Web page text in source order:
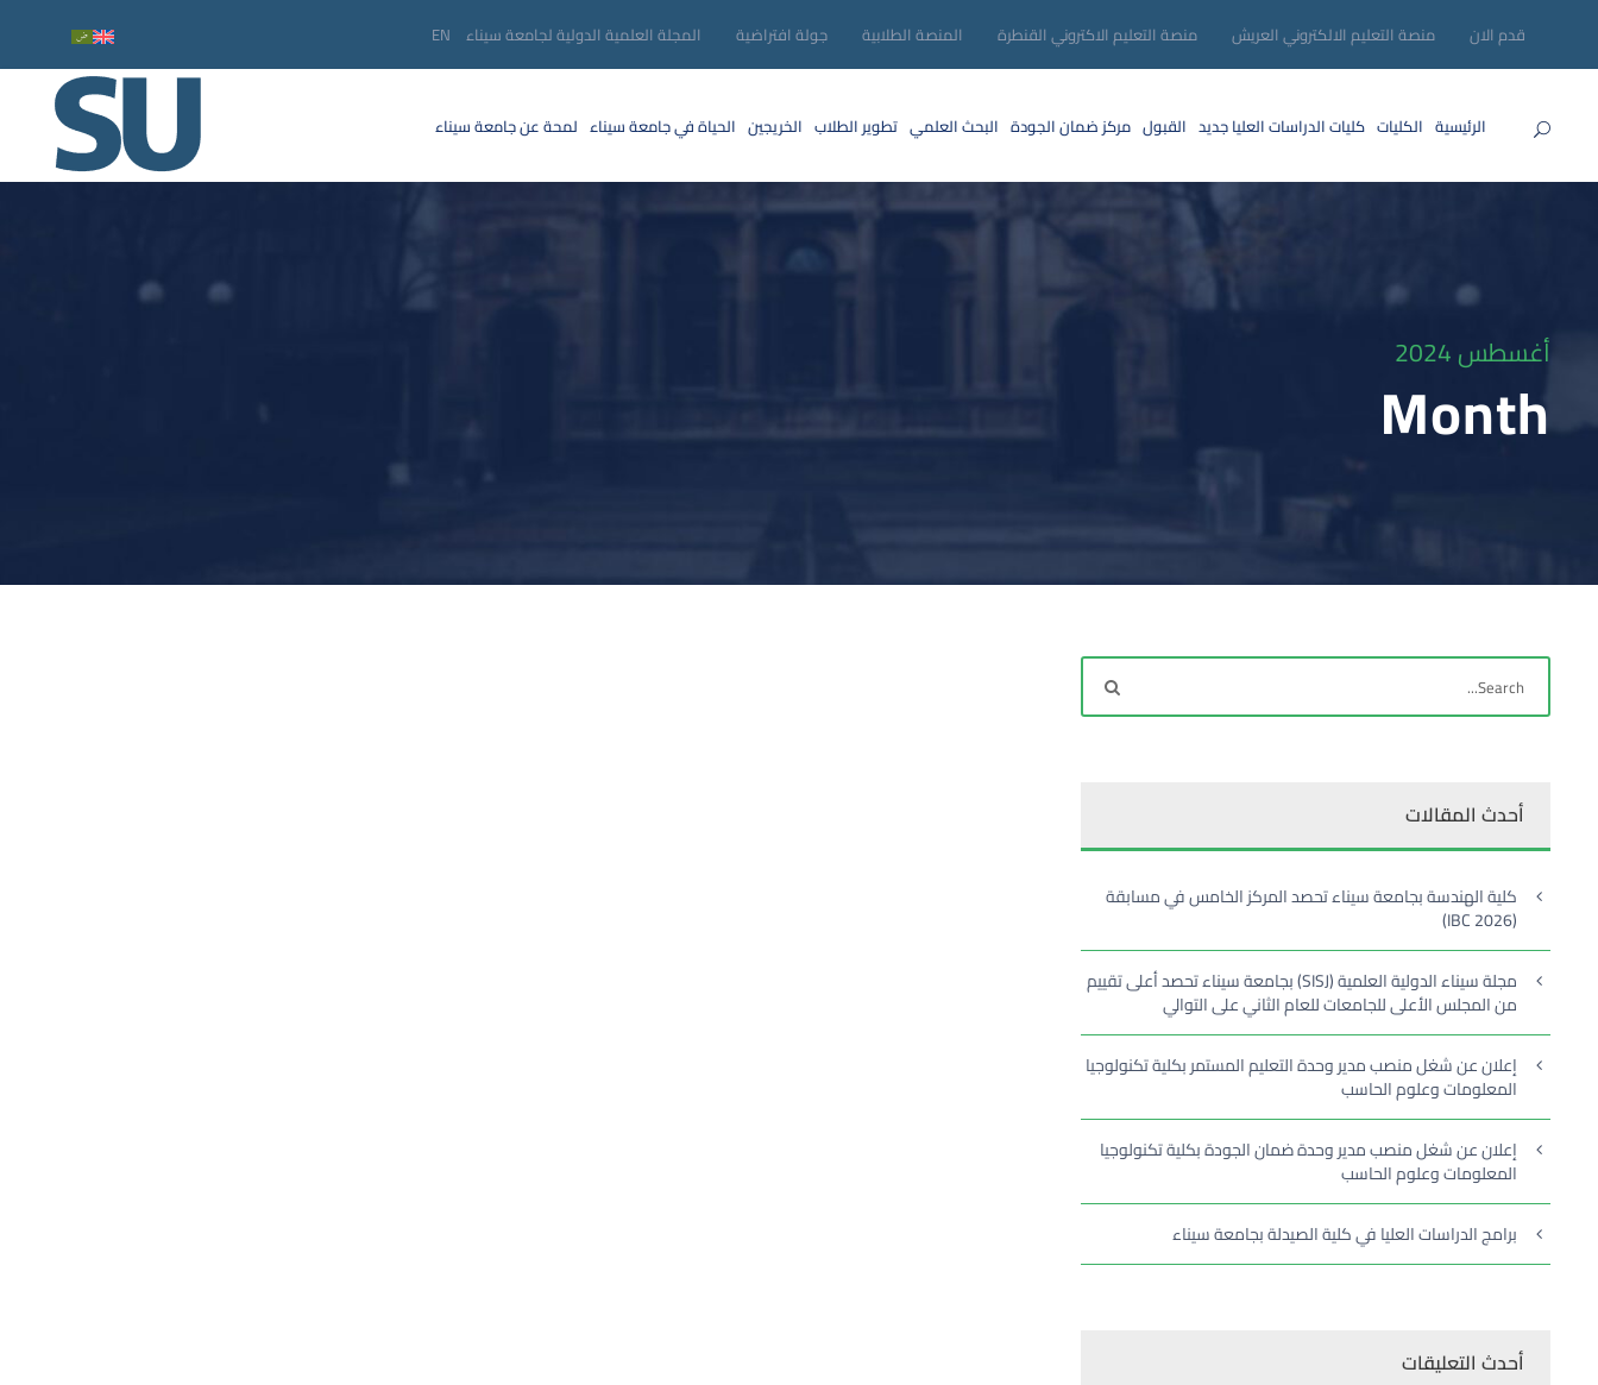
قدم الان منصة التعليم الالكتروني العريش منصة التعليم الاكتروني القنطرة المنصة الطلابية جولة افتراضية المجلة العلمية الدولية لجامعة سيناء EN
الرئيسية الكليات كليات الدراسات العلياجديد القبول مركز ضمان الجودة البحث العلمي تطوير الطلاب الخريجين الحياة في جامعة سيناء لمحة عن جامعة سيناء
أغسطس 2024
Month
أحدث المقالات
كلية الهندسة بجامعة سيناء تحصد المركز الخامس في مسابقة
(IBC 2026)
مجلة سيناء الدولية العلمية (SISJ) بجامعة سيناء تحصد أعلى تقييم
من المجلس الأعلى للجامعات للعام الثاني على التوالي
إعلان عن شغل منصب مدير وحدة التعليم المستمر بكلية تكنولوجيا
المعلومات وعلوم الحاسب
إعلان عن شغل منصب مدير وحدة ضمان الجودة بكلية تكنولوجيا
المعلومات وعلوم الحاسب
برامج الدراسات العليا في كلية الصيدلة بجامعة سيناء
أحدث التعليقات